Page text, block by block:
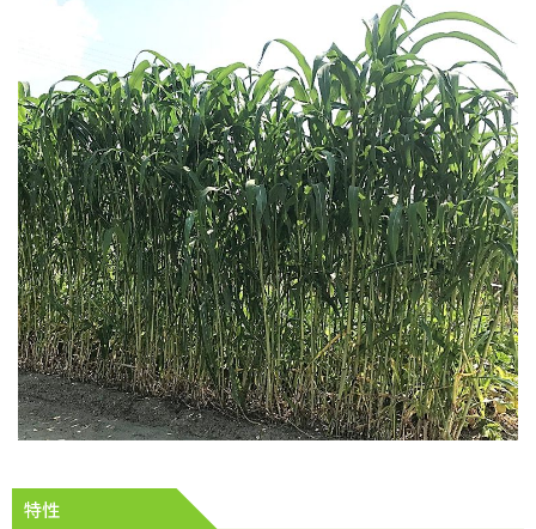
特性